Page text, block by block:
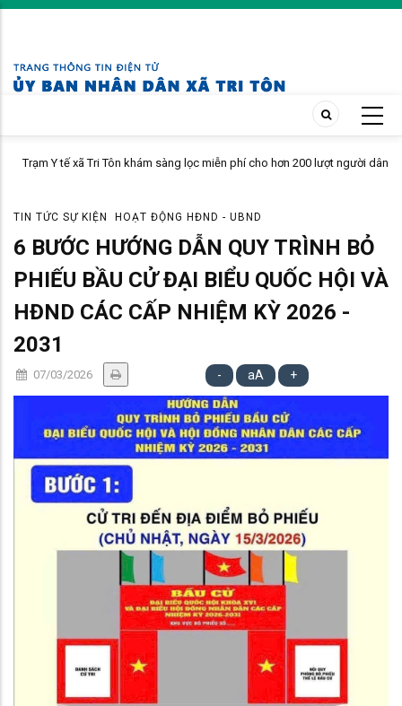
Skip
content
Trạm Y tế xã Tri Tôn khám sàng lọc miễn phí cho hơn 200 lượt người dân
TIN TỨC SỰ KIỆN HOẠT ĐỘNG HĐND - UBND
6 BƯỚC HƯỚNG DẪN QUY TRÌNH BỎ
PHIẾU BẦU CỬ ĐẠI BIỂU QUỐC HỘI VÀ
HĐND CÁC CẤP NHIỆM KỲ 2026 -
2031
07/03/2026 - aA +